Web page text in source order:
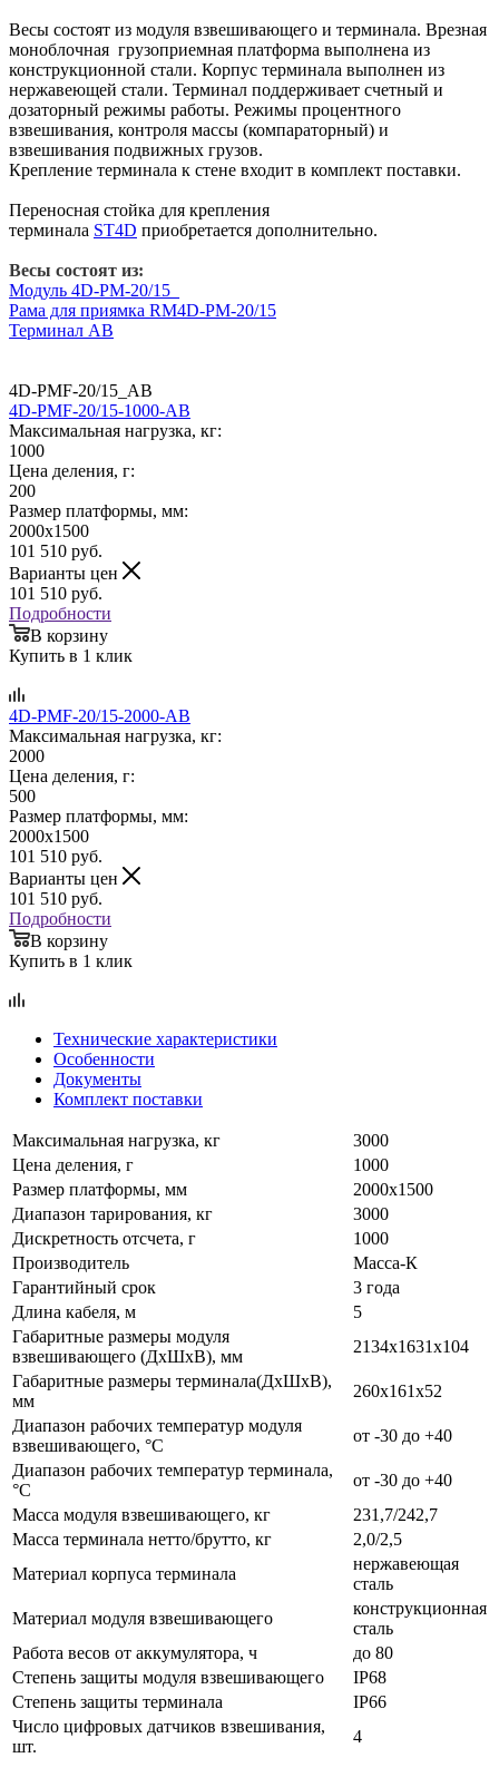
Весы состоят из модуля взвешивающего и терминала. Врезная
моноблочная грузоприемная платформа выполнена из
конструкционной стали. Корпус терминала выполнен из
нержавеющей стали. Терминал поддерживает счетный и
дозаторный режимы работы. Режимы процентного
взвешивания, контроля массы (компараторный) и
взвешивания подвижных грузов.
Крепление терминала к стене входит в комплект поставки.
Переносная стойка для крепления
терминала ST4D приобретается дополнительно.
Весы состоят из:
Модуль 4D-PM-20/15_
Рама для приямка RM4D-PМ-20/15
Терминал AB
4D-PMF-20/15_AВ
4D-PMF-20/15-1000-AB
Максимальная нагрузка, кг:
1000
Цена деления, г:
200
Размер платформы, мм:
2000х1500
101 510 руб.
Варианты цен
101 510 руб.
Подробности
В корзину
Купить в 1 клик
4D-PMF-20/15-2000-AB
Максимальная нагрузка, кг:
2000
Цена деления, г:
500
Размер платформы, мм:
2000х1500
101 510 руб.
Варианты цен
101 510 руб.
Подробности
В корзину
Купить в 1 клик
Технические характеристики
Особенности
Документы
Комплект поставки
Максимальная нагрузка, кг
3000
Цена деления, г
1000
Размер платформы, мм
2000х1500
Диапазон тарирования, кг
3000
Дискретность отсчета, г
1000
Производитель
Масса-К
Гарантийный срок
3 года
Длина кабеля, м
5
Габаритные размеры модуля
взвешивающего (ДхШхВ), мм
2134х1631х104
Габаритные размеры терминала(ДхШхВ),
мм
260х161х52
Диапазон рабочих температур модуля
взвешивающего, °С
от -30 до +40
Диапазон рабочих температур терминала,
°С
от -30 до +40
Масса модуля взвешивающего, кг
231,7/242,7
Масса терминала нетто/брутто, кг
2,0/2,5
Материал корпуса терминала
нержавеющая
сталь
Материал модуля взвешивающего
конструкционная
сталь
Работа весов от аккумулятора, ч
до 80
Степень защиты модуля взвешивающего
IP68
Степень защиты терминала
IP66
Число цифровых датчиков взвешивания,
шт.
4